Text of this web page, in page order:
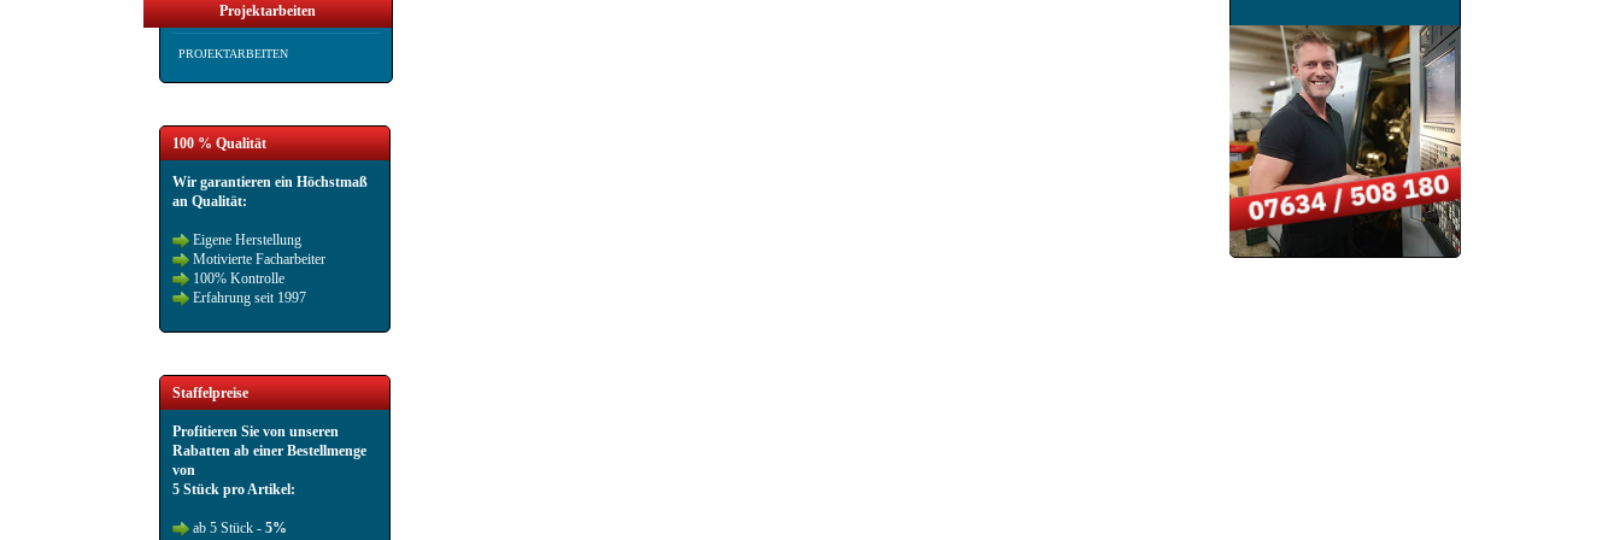
Projektarbeiten
PROJEKTARBEITEN
100 % Qualität
Wir garantieren ein Höchstmaß
an Qualität:
Eigene Herstellung
Motivierte Facharbeiter
100% Kontrolle
Erfahrung seit 1997
Staffelpreise
Profitieren Sie von unseren
Rabatten ab einer Bestellmenge
von
5 Stück pro Artikel:
ab 5 Stück - 5%